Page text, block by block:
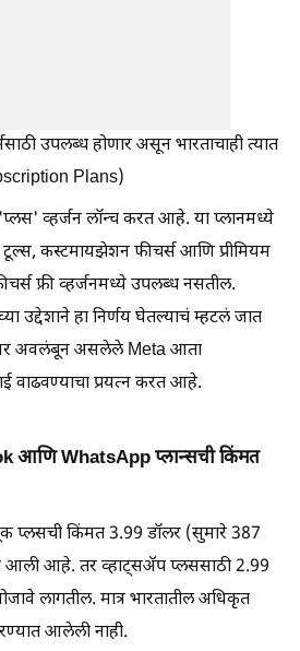
उपलब्ध होणार असून भारताचाही त्यात
Plans)
व्हर्जन लॉन्च करत आहे. या प्लानमध्ये
कस्टमायझेशन फीचर्स आणि प्रीमियम
फ्री व्हर्जनमध्ये उपलब्ध नसतील.
उद्देशाने हा निर्णय घेतल्याचं म्हटलं जात
अवलंबून असलेले Meta आता
वाढवण्याचा प्रयत्न करत आहे.
आणि WhatsApp प्लान्सची किंमत
प्लसची किंमत 3.99 डॉलर (सुमारे 387
आली आहे. तर व्हाट्सॲप प्लससाठी 2.99
लागतील. मात्र भारतातील अधिकृत
आलेली नाही.